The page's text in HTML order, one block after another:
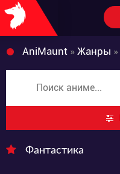
AniMaunt » Жанры »
Фантастика